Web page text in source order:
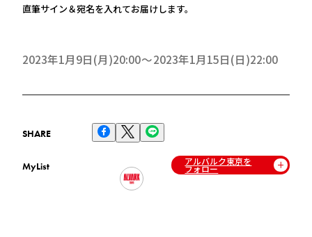
直筆サイン＆宛名を入れてお届けします。
2023年1月9日(月)20:00 2023年1月15日(日)22:00
SHARE
MyList アルバルク東京を
フォロー